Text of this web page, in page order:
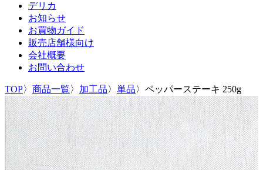
デリカ
お知らせ
お買物ガイド
販売店舗様向け
会社概要
お問い合わせ
TOP〉 商品一覧〉 加工品〉 単品〉 ペッパーステーキ 250g